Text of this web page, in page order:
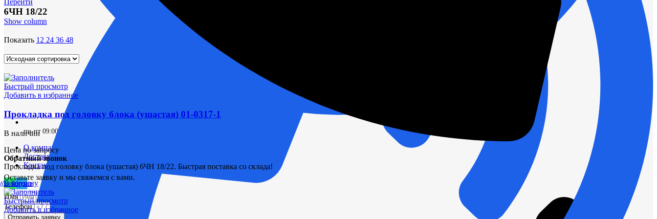
пн-пт 09:00–17:00 (UTC+6)
О компании
Доставка и оплата
Контакты
Telegram
Обратный звонок
Оставьте заявку и мы свяжемся с вами.
Имя
Телефон
Отправить заявку
Перейти
6ЧН 18/22
Show column
Показать 12 24 36 48
Быстрый просмотр
Добавить в избранное
Прокладка под головку блока (ушастая) 01-0317-1
В наличии
Цена по запросу
Прокладка под головку блока (ушастая) 6ЧН 18/22. Быстрая поставка со склада!
В корзину
Быстрый просмотр
Добавить в избранное